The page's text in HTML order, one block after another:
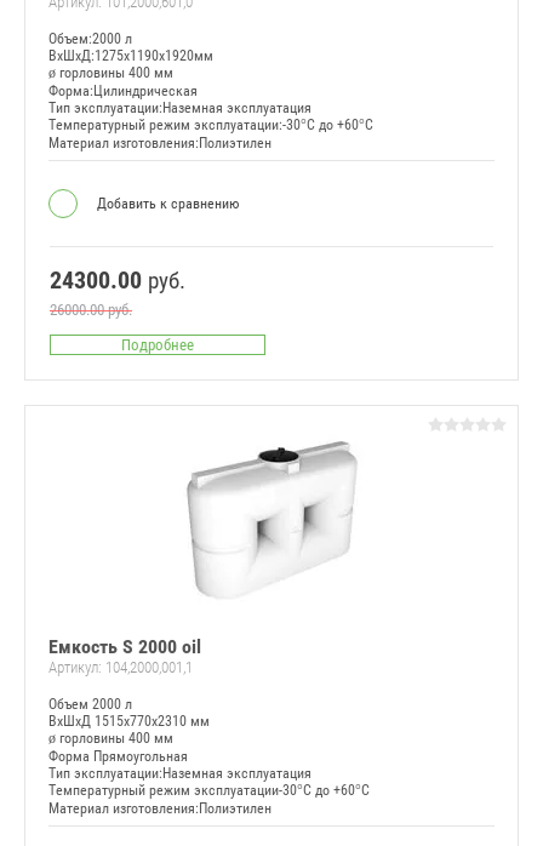
Объем:2000 л
ВxШxД:1275x1190x1920мм
ø горловины 400 мм
Форма:Цилиндрическая
Тип эксплуатации:Наземная эксплуатация
Температурный режим эксплуатации:-30°C до +60°C
Материал изготовления:Полиэтилен
Добавить к сравнению
24300.00 руб.
26000.00руб.
Подробнее
Емкость S 2000 oil
Артикул: 104,2000,001,1
Объем 2000 л
ВxШxД 1515x770x2310 мм
ø горловины 400 мм
Форма Прямоугольная
Тип эксплуатации:Наземная эксплуатация
Температурный режим эксплуатации-30°C до +60°C
Материал изготовления:Полиэтилен